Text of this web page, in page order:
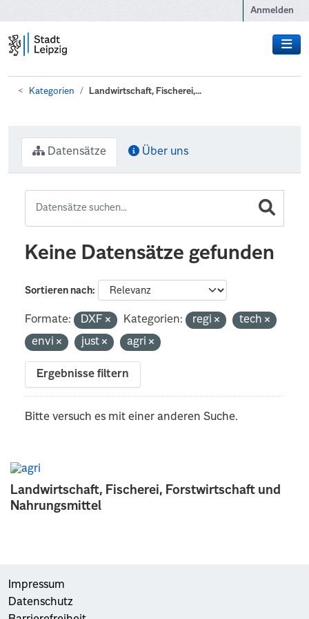
Anmelden
Kategorien Landwirtschaft, Fischerei,...
Landwirtschaft, Fischerei, Forstwirtschaft und
Nahrungsmittel
Datensätze Über uns
Keine Datensätze gefunden
Sortieren nach
Formate: DXF Kategorien: regi
tech
envi
just agri
Ergebnisse filtern
Bitte versuch es mit einer anderen Suche.
Impressum
Datenschutz